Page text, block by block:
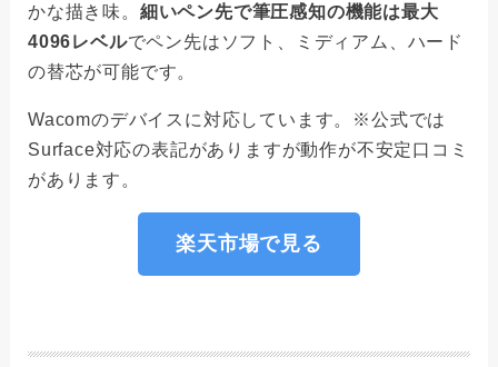
かな描き味。 細いペン先で筆圧感知の機能は最大
4096レベルでペン先はソフト、ミディアム、ハード
の替芯が可能です。
Wacomのデバイスに対応しています。※公式では
Surface対応の表記がありますが動作が不安定口コミ
があります。
楽天市場で見る